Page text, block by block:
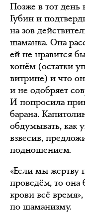
Позже в тот день
Губин и
на зов
шаманка. Она
ей не нравится
конём (остатки
витрине) и что
и не одобряет
И попросила
барана.
обдумывать, как
взвесив,
подношением.
«Если мы жертву
проведём, то она
крови всё
по шаманизму.